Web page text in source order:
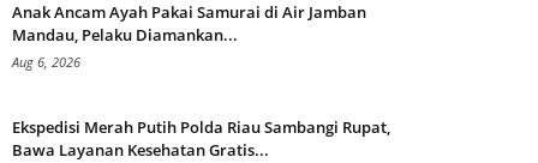
Anak Ancam Ayah Pakai Samurai di Air Jamban
Mandau, Pelaku Diamankan...
Aug 6, 2026
Ekspedisi Merah Putih Polda Riau Sambangi Rupat,
Bawa Layanan Kesehatan Gratis...